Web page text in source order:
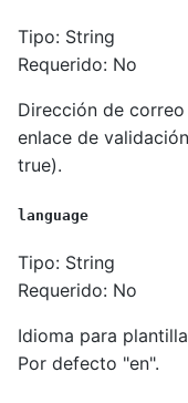
Tipo: String
Requerido: No
Dirección de
enlace de
true).
language
Tipo: String
Requerido: No
Idioma para
Por defecto "en".